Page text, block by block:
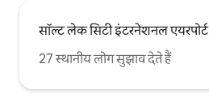
सॉल्ट लेक सिटी इंटरनेशनल एयरपोर्ट
27 स्थानीय लोग सुझाव देते हैं